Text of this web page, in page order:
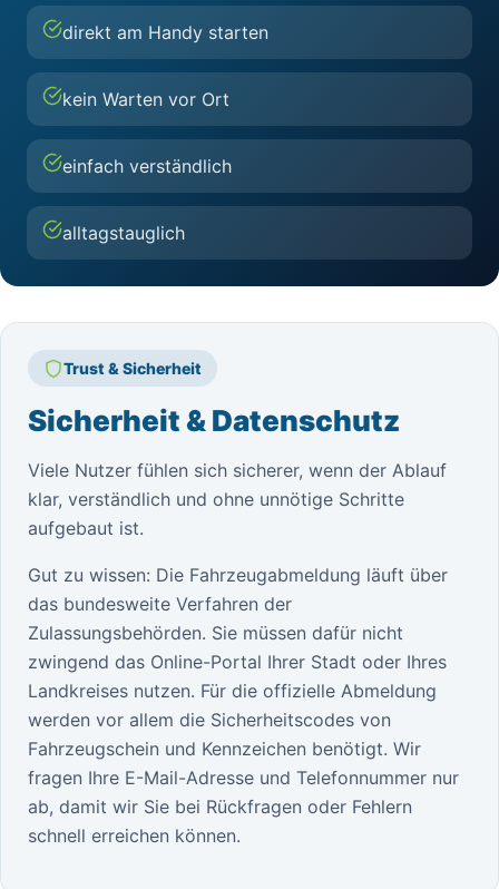
direkt am Handy starten
kein Warten vor Ort
einfach verständlich
alltagstauglich
Trust & Sicherheit
Sicherheit & Datenschutz
Viele Nutzer fühlen sich sicherer, wenn der Ablauf
klar, verständlich und ohne unnötige Schritte
aufgebaut ist.
Gut zu wissen: Die Fahrzeugabmeldung läuft über
das bundesweite Verfahren der
Zulassungsbehörden. Sie müssen dafür nicht
zwingend das Online-Portal Ihrer Stadt oder Ihres
Landkreises nutzen. Für die offizielle Abmeldung
werden vor allem die Sicherheitscodes von
Fahrzeugschein und Kennzeichen benötigt. Wir
fragen Ihre E-Mail-Adresse und Telefonnummer nur
ab, damit wir Sie bei Rückfragen oder Fehlern
schnell erreichen können.